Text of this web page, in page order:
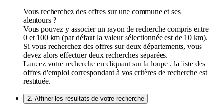
Vous recherchez des offres sur une commune et ses
alentours ?
Vous pouvez y associer un rayon de recherche compris entre
0 et 100 km (par défaut la valeur sélectionnée est de 10 km).
Si vous recherchez des offres sur deux départements, vous
devez alors effectuer deux recherches séparées.
Lancez votre recherche en cliquant sur la loupe ; la liste des
offres d'emploi correspondant à vos critères de recherche est
restituée.
2. Affiner les résultats de votre recherche